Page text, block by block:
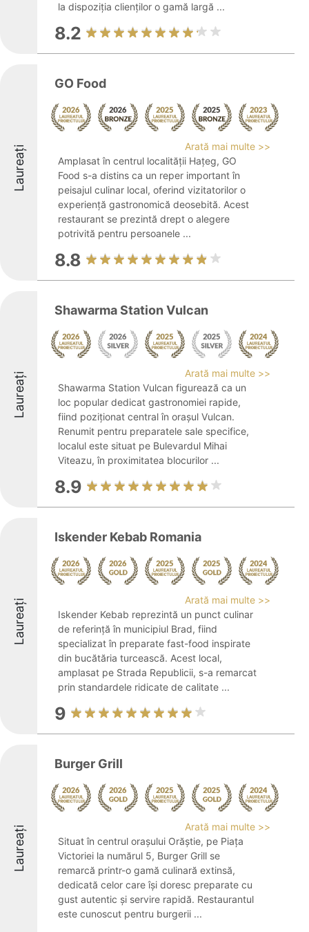
la dispoziția clienților o gamă largă ...
8.2
Laureați
GO Food
Arată mai multe >>
Amplasat în centrul localității Hațeg, GO
Food s-a distins ca un reper important în
peisajul culinar local, oferind vizitatorilor o
experiență gastronomică deosebită. Acest
restaurant se prezintă drept o alegere
potrivită pentru persoanele ...
8.8
Laureați
Shawarma Station Vulcan
Arată mai multe >>
Shawarma Station Vulcan figurează ca un
loc popular dedicat gastronomiei rapide,
fiind poziționat central în orașul Vulcan.
Renumit pentru preparatele sale specifice,
localul este situat pe Bulevardul Mihai
Viteazu, în proximitatea blocurilor ...
8.9
Laureați
Iskender Kebab Romania
Arată mai multe >>
Iskender Kebab reprezintă un punct culinar
de referință în municipiul Brad, fiind
specializat în preparate fast-food inspirate
din bucătăria turcească. Acest local,
amplasat pe Strada Republicii, s-a remarcat
prin standardele ridicate de calitate ...
9
Laureați
Burger Grill
Arată mai multe >>
Situat în centrul orașului Orăștie, pe Piața
Victoriei la numărul 5, Burger Grill se
remarcă printr-o gamă culinară extinsă,
dedicată celor care își doresc preparate cu
gust autentic și servire rapidă. Restaurantul
este cunoscut pentru burgerii ...